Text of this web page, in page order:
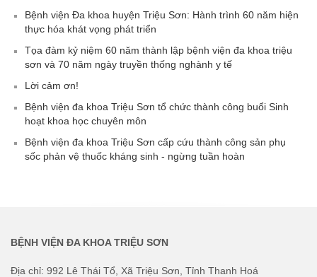
Bệnh viện Đa khoa huyện Triệu Sơn: Hành trình 60 năm hiện
thực hóa khát vọng phát triển
Tọa đàm kỷ niệm 60 năm thành lập bệnh viện đa khoa triệu
sơn và 70 năm ngày truyền thống nghành y tế
Lời cảm ơn!
Bệnh viện đa khoa Triệu Sơn tổ chức thành công buổi Sinh
hoạt khoa học chuyên môn
Bệnh viện đa khoa Triệu Sơn cấp cứu thành công sản phụ
sốc phản vệ thuốc kháng sinh - ngừng tuần hoàn
BỆNH VIỆN ĐA KHOA TRIỆU SƠN
Địa chỉ: 992 Lê Thái Tổ, Xã Triệu Sơn, Tỉnh Thanh Hoá